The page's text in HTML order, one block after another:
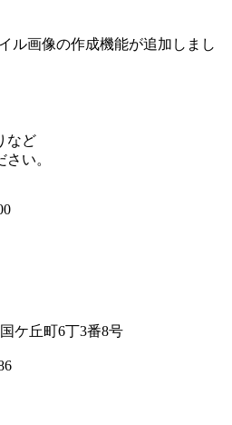
ル画像の作成機能が追加しまし
など
い。
ケ丘町6丁3番8号